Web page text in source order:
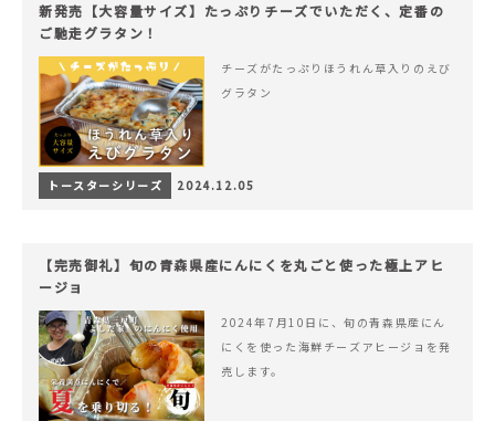
新発売【大容量サイズ】たっぷりチーズでいただく、定番の
ご馳走グラタン！
チーズがたっぷりほうれん草入りのえび
グラタン
トースターシリーズ 2024.12.05
【完売御礼】旬の青森県産にんにくを丸ごと使った極上アヒ
ージョ
2024年7月10日に、旬の青森県産にん
にくを使った海鮮チーズアヒージョを発
売します。